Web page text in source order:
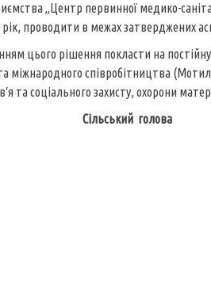
„Центр первинної медико-
рік, проводити в межах затверджених
цього рішення покласти на
міжнародного співробітництва
та соціального захисту, охорони
Сільський